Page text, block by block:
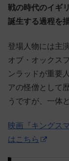
戦の時代のイギ
誕生する過程を
登場人物には主
オブ・オックス
ンラッドが重要
アの怪僧として
うですが、一体
映画『キングス
はこちら